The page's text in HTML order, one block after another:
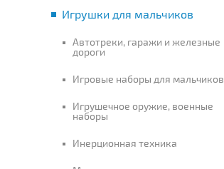
Игрушки для мальчиков
Автотреки, гаражи и железные
дороги
Игровые наборы для мальчиков
Игрушечное оружие, военные
наборы
Инерционная техника